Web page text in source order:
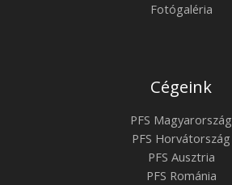
Fotógaléria
Cégeink
PFS Magyarország
PFS Horvátország
PFS Ausztria
PFS Románia